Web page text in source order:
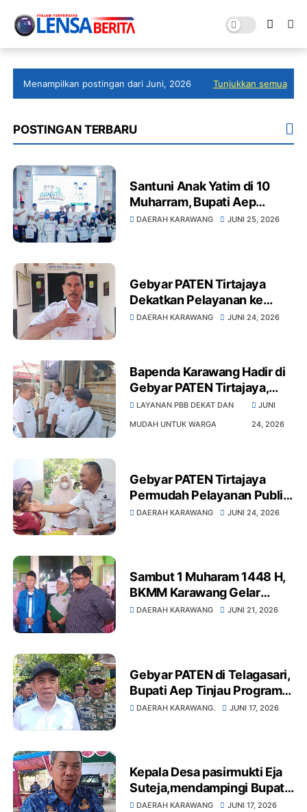
Menampilkan postingan dari Juni, 2026 Tunjukkan semua
POSTINGAN TERBARU
Santuni Anak Yatim di 10
Muharram, Bupati Aep
Karawang Maju Harus
DAERAH KARAWANG JUNI 25, 2026
Gebyar PATEN Tirtajaya
Dekatkan Pelayanan ke
Warga, Camat Dulah: UMKM
DAERAH KARAWANG JUNI 24, 2026
Bapenda Karawang Hadir di
Gebyar PATEN Tirtajaya,
Layanan PBB Dekat dan
Mudah untuk Warga
LAYANAN PBB DEKAT DAN
MUDAH UNTUK WARGA
JUNI
24, 2026
Gebyar PATEN Tirtajaya
Permudah Pelayanan Publik,
Wabup Karawang Tinjau
DAERAH KARAWANG JUNI 24, 2026
Sambut 1 Muharam 1448 H,
BKMM Karawang Gelar
Sunatan Massal untuk 93
DAERAH KARAWANG JUNI 21, 2026
Gebyar PATEN di Telagasari,
Bupati Aep Tinjau Program
Penanganan Stunting dan
DAERAH KARAWANG. JUNI 17, 2026
Kepala Desa pasirmukti Eja
Suteja,mendampingi Bupati
Aep Tinjau PKWT
DAERAH KARAWANG JUNI 17, 2026